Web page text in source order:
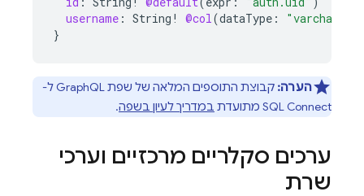
username : String ! @col(dataType :
}
הערה: קבוצת התוספים המלאה של שפת GraphQL ל-
SQL Connect מתועדת במדריך לעיון בשפה.
ערכים סקלריים מרכזיים וערכי
שרת